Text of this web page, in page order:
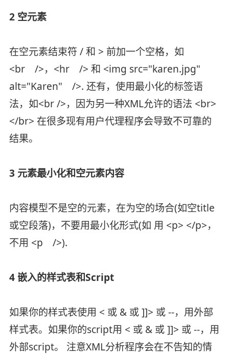
2 空元素
在空元素结束符 / 和 > 前加一个空格，如
<br />，<hr /> 和 <img src="karen.jpg"
alt="Karen" />. 还有，使用最小化的标签语
法，如<br />，因为另一种XML允许的语法 <br>
</br> 在很多现有用户代理程序会导致不可靠的
结果。
3 元素最小化和空元素内容
内容模型不是空的元素，在为空的场合(如空title
或空段落)，不要用最小化形式(如 用 <p> </p>，
不用 <p />).
4 嵌入的样式表和Script
如果你的样式表使用 < 或 & 或 ]]> 或 --，用外部
样式表。如果你的script用 < 或 & 或 ]]> 或 --，用
外部script。 注意XML分析程序会在不告知的情